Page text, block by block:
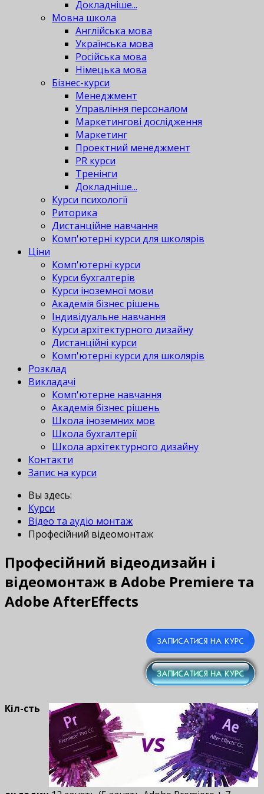
Докладніше...
Мовна школа
Англійська мова
Українська мова
Російська мова
Німецька мова
Бізнес-курси
Менеджмент
Управління персоналом
Маркетингові дослідження
Маркетинг
Проектний менеджмент
PR курси
Тренінги
Докладніше...
Курси психології
Риторика
Дистанційне навчання
Комп'ютерні курси для школярів
Ціни
Комп'ютерні курси
Курси бухгалтерів
Курси іноземної мови
Академія бізнес рішень
Індивідуальне навчання
Курси архітектурного дизайну
Дистанційні курси
Комп'ютерні курси для школярів
Розклад
Викладачі
Комп'ютерне навчання
Академія бізнес рішень
Школа іноземних мов
Школа бухгалтерії
Школа архітектурного дизайну
Контакти
Запис на курси
Вы здесь:
Курси
Відео та аудіо монтаж
Професійний відеомонтаж
Професійний відеодизайн і
відеомонтаж в Adobe Premiere та
Adobe AfterEffects
Кіл-сть